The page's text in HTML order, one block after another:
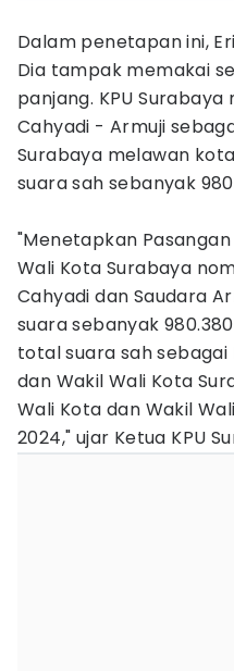
Dalam penetapan ini,
Dia tampak memakai
panjang. KPU
Cahyadi - Armuji
Surabaya melawan
suara sah sebanyak
"Menetapkan
Wali Kota Surabaya
Cahyadi dan Saudara
suara sebanyak
total suara sah sebagai
dan Wakil Wali Kota
Wali Kota dan Wakil
2024," ujar Ketua KPU